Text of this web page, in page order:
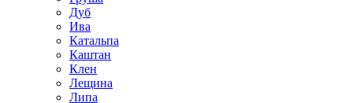
Дуб
Ива
Катальпа
Каштан
Клен
Лещина
Липа